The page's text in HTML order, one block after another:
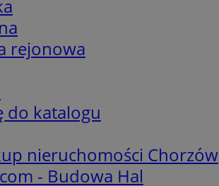
rejonowa
do katalogu
nieruchomości Chorzów
- Budowa Hal